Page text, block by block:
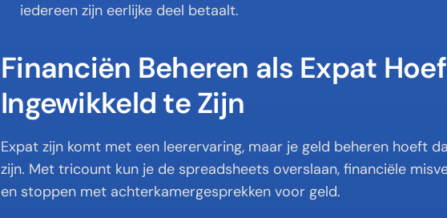
iedereen zijn eerlijke deel betaalt.
Financiën Beheren als Expat
Ingewikkeld te Zijn
Expat zijn komt met een leerervaring, maar je geld beheren hoeft
zijn. Met tricount kun je de spreadsheets overslaan, financiële
en stoppen met achterkamergesprekken voor geld.